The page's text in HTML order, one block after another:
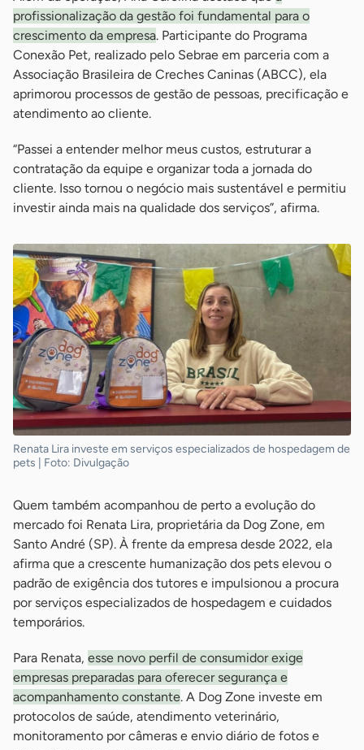
profissionalização da gestão foi fundamental para o
crescimento da empresa. Participante do Programa
Conexão Pet, realizado pelo Sebrae em parceria com a
Associação Brasileira de Creches Caninas (ABCC), ela
aprimorou processos de gestão de pessoas, precificação e
atendimento ao cliente.
“Passei a entender melhor meus custos, estruturar a
contratação da equipe e organizar toda a jornada do
cliente. Isso tornou o negócio mais sustentável e permitiu
investir ainda mais na qualidade dos serviços”, afirma.
Renata Lira investe em serviços especializados de hospedagem de
pets | Foto: Divulgação
Quem também acompanhou de perto a evolução do
mercado foi Renata Lira, proprietária da Dog Zone, em
Santo André (SP). À frente da empresa desde 2022, ela
afirma que a crescente humanização dos pets elevou o
padrão de exigência dos tutores e impulsionou a procura
por serviços especializados de hospedagem e cuidados
temporários.
Para Renata, esse novo perfil de consumidor exige
empresas preparadas para oferecer segurança e
acompanhamento constante. A Dog Zone investe em
protocolos de saúde, atendimento veterinário,
monitoramento por câmeras e envio diário de fotos e